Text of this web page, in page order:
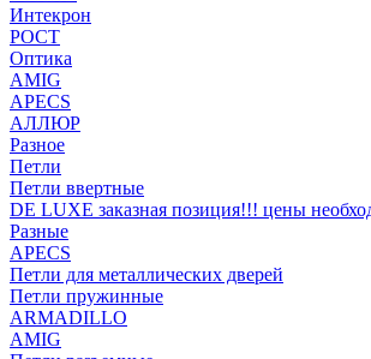
Интекрон
РОСТ
Оптика
AMIG
APECS
АЛЛЮР
Разное
Петли
Петли ввертные
DE LUXE заказная позиция!!! цены
Разные
APECS
Петли для металлических дверей
Петли пружинные
ARMADILLO
AMIG